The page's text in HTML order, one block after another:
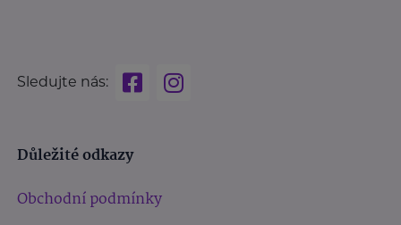
Sledujte nás:
Důležité odkazy
Obchodní podmínky